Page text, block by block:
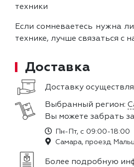
техники
Если сомневаетесь нужна
технике, лучше связаться
Доставка
Доставку
Выбранный регион:
Вы можете забрать
Пн-Пт, с 09:00-18:00
Самара, проезд
Более подробную